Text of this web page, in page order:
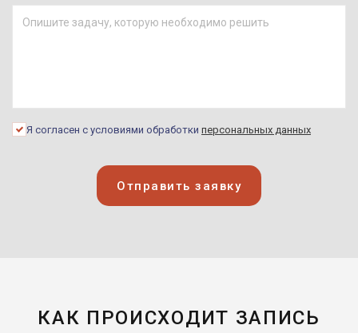
Я согласен с условиями обработки персональных данных
Отправить заявку
КАК ПРОИСХОДИТ ЗАПИСЬ